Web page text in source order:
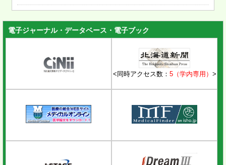
電子ジャーナル・データベース・電子ブック
<同時アクセス数： 5（学内専用） >